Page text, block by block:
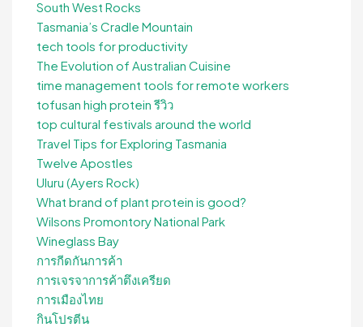
South West Rocks
Tasmania’s Cradle Mountain
tech tools for productivity
The Evolution of Australian Cuisine
time management tools for remote workers
tofusan high protein รีวิว
top cultural festivals around the world
Travel Tips for Exploring Tasmania
Twelve Apostles
Uluru (Ayers Rock)
What brand of plant protein is good?
Wilsons Promontory National Park
Wineglass Bay
การกีดกันการค้า
การเจรจาการค้าตึงเครียด
การเมืองไทย
กินโปรตีน